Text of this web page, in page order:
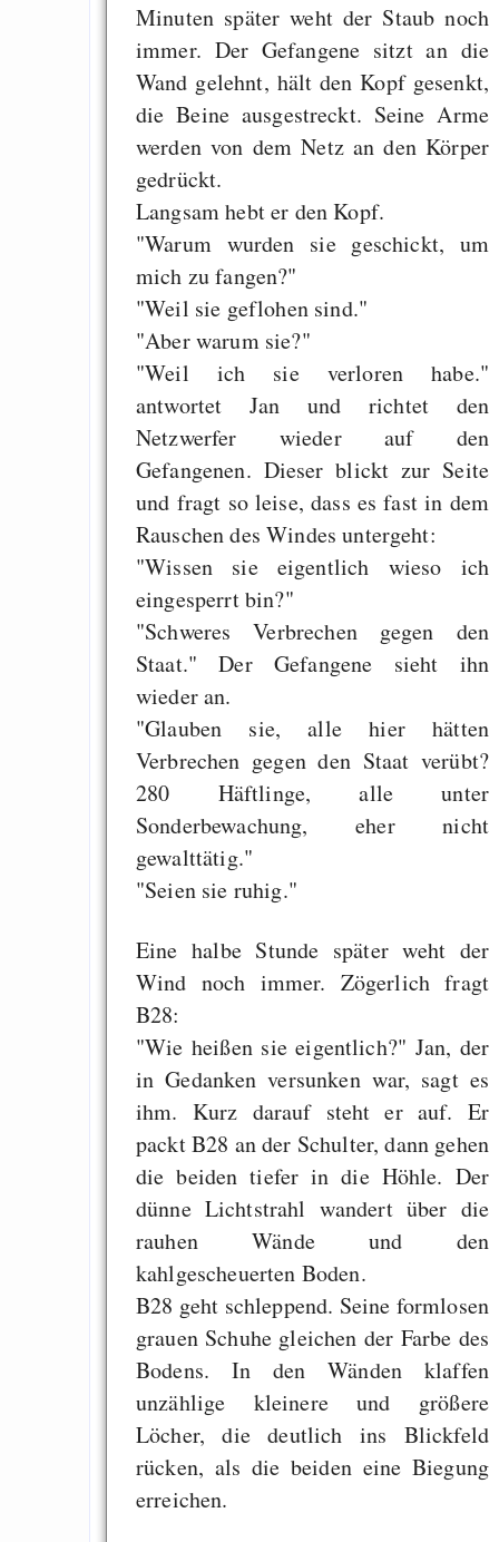
Minuten später weht der Staub noch
immer. Der Gefangene sitzt an die
Wand gelehnt, hält den Kopf gesenkt,
die Beine ausgestreckt. Seine Arme
werden von dem Netz an den Körper
gedrückt.
Langsam hebt er den Kopf.
"Warum wurden sie geschickt, um
mich zu fangen?"
"Weil sie geflohen sind."
"Aber warum sie?"
"Weil ich sie verloren habe."
antwortet Jan und richtet den
Netzwerfer wieder auf den
Gefangenen. Dieser blickt zur Seite
und fragt so leise, dass es fast in dem
Rauschen des Windes untergeht:
"Wissen sie eigentlich wieso ich
eingesperrt bin?"
"Schweres Verbrechen gegen den
Staat." Der Gefangene sieht ihn
wieder an.
"Glauben sie, alle hier hätten
Verbrechen gegen den Staat verübt?
280 Häftlinge, alle unter
Sonderbewachung, eher nicht
gewalttätig."
"Seien sie ruhig."
Eine halbe Stunde später weht der
Wind noch immer. Zögerlich fragt
B28:
"Wie heißen sie eigentlich?" Jan, der
in Gedanken versunken war, sagt es
ihm. Kurz darauf steht er auf. Er
packt B28 an der Schulter, dann gehen
die beiden tiefer in die Höhle. Der
dünne Lichtstrahl wandert über die
rauhen Wände und den
kahlgescheuerten Boden.
B28 geht schleppend. Seine formlosen
grauen Schuhe gleichen der Farbe des
Bodens. In den Wänden klaffen
unzählige kleinere und größere
Löcher, die deutlich ins Blickfeld
rücken, als die beiden eine Biegung
erreichen.